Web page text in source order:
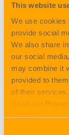
This website
We use cookies
provide social
We also share
our social
may combine it
provided to
of their services.
Read our
markkinoille
Jebel Ali– Lähi-
Dual Connect
yhteydet Intian